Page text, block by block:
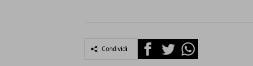
Condividi FacebookTwitterWhatsapp